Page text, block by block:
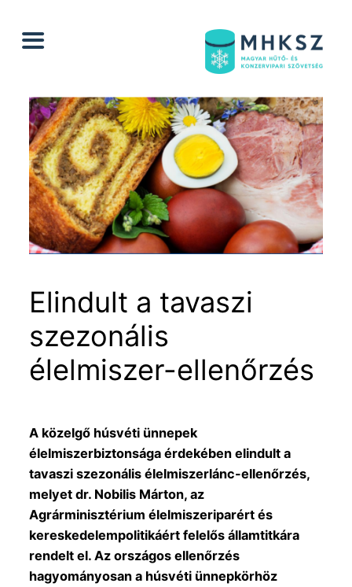
Elindult a tavaszi
szezonális
élelmiszer-ellenőrzés
A közelgő húsvéti ünnepek
élelmiszerbiztonsága érdekében elindult a
tavaszi szezonális élelmiszerlánc-ellenőrzés,
melyet dr. Nobilis Márton, az
Agrárminisztérium élelmiszeriparért és
kereskedelempolitikáért felelős államtitkára
rendelt el. Az országos ellenőrzés
hagyományosan a húsvéti ünnepkörhöz